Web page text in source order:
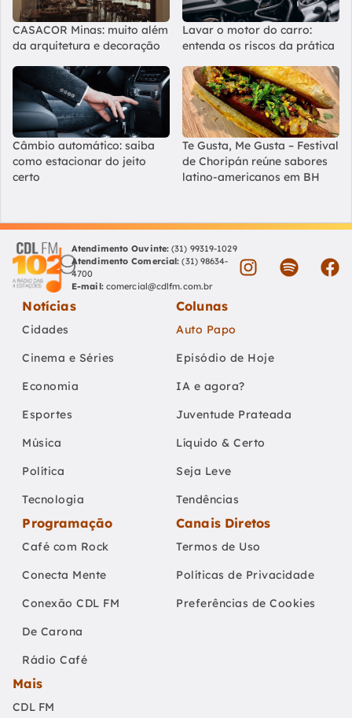
CASACOR Minas: muito além
da arquitetura e decoração
Lavar o motor do carro:
entenda os riscos da prática
Câmbio automático: saiba
como estacionar do jeito
certo
Te Gusta, Me Gusta – Festival
de Choripán reúne sabores
latino-americanos em BH
Atendimento Ouvinte: (31) 99319-1029
Atendimento Comercial: (31) 98634-
4700
E-mail: comercial@cdlfm.com.br
Notícias
Cidades
Cinema e Séries
Economia
Esportes
Música
Política
Tecnologia
Colunas
Auto Papo
Episódio de Hoje
IA e agora?
Juventude Prateada
Líquido & Certo
Seja Leve
Tendências
Programação
Café com Rock
Conecta Mente
Conexão CDL FM
De Carona
Rádio Café
Canais Diretos
Termos de Uso
Políticas de Privacidade
Preferências de Cookies
Mais
CDL FM